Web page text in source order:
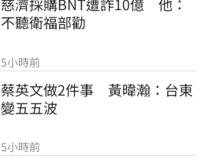
不聽衛福部勸
5小時前
蔡英文做2件事　黃暐瀚：台東
變五五波
5小時前